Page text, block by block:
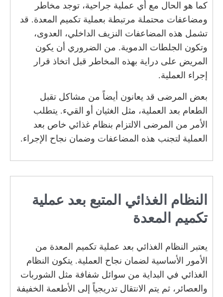
كما هو الحال مع أي عملية جراحية، توجد مخاطر
ومضاعفات محتملة مرتبطة بعملية تكميم المعدة. قد
تشمل هذه المضاعفات النزيف الداخلي، العدوى،
وتكون الجلطات الدموية. من الضروري أن يكون
المريض على دراية بهذه المخاطر قبل اتخاذ قرار
إجراء العملية.
بعض المرضى قد يعانون أيضاً من مشاكل تقبل
الطعام بعد العملية، مثل الغثيان أو القيء. يتطلب
الأمر من المرضى الالتزام بنظام غذائي خاص بعد
العملية لتجنب هذه المضاعفات وضمان نجاح الإجراء.
النظام الغذائي المتبع بعد عملية
تكميم المعدة
يعتبر النظام الغذائي بعد عملية تكميم المعدة من
الأمور الأساسية لضمان نجاح العملية. يتكون النظام
الغذائي في البداية من سوائل شفافة مثل الشوربات
والعصائر، ثم يتم الانتقال تدريجياً إلى الأطعمة الخفيفة